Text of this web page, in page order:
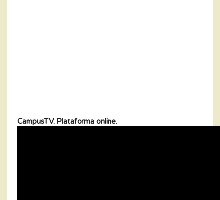
CampusTV. Plataforma online.